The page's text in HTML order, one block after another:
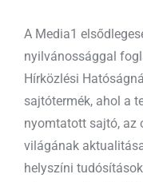
A Media1
nyilvánossággal
Hírközlési
sajtótermék, ahol a
nyomtatott sajtó, az
világának
helyszíni